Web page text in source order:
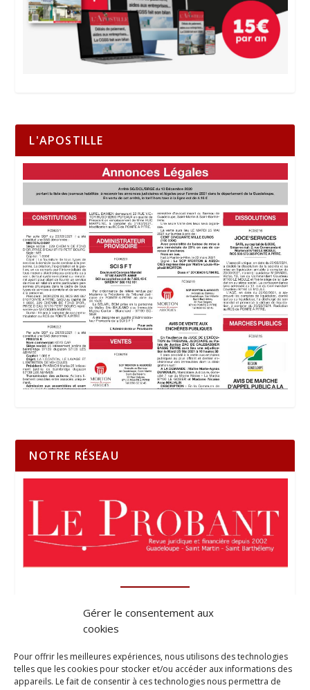
Gérer le consentement aux
cookies
Pour offrir les meilleures expériences, nous utilisons des technologies
telles que les cookies pour stocker et/ou accéder aux informations des
appareils. Le fait de consentir à ces technologies nous permettra de
L'APOSTILLE
NOTRE RÉSEAU